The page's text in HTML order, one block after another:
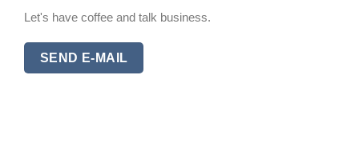
Let's have coffee and talk business.
SEND E-MAIL